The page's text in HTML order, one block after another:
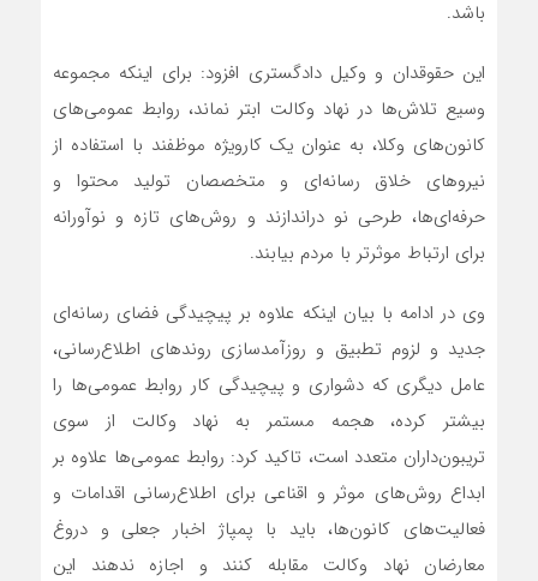
باشد.‍‍
این حقوقدان و وکیل دادگستری افزود: برای اینکه مجموعه
وسیع تلاش‌ها در نهاد وکالت ابتر نماند، روابط عمومی‌های
کانون‌های وکلا، به عنوان یک کارویژه موظفند با استفاده از
نیروهای خلاق رسانه‌ای و متخصصان تولید محتوا و
حرفه‌ای‌ها، طرحی نو دراندازند و روش‌های تازه‌ و نوآورانه
برای ارتباط موثرتر با مردم بیابند.
وی در ادامه با بیان اینکه علاوه بر پیچیدگی فضای رسانه‌ای
جدید و لزوم تطبیق و روزآمدسازی روندهای اطلاع‌رسانی،
عامل دیگری که دشواری و پیچیدگی کار روابط عمومی‌ها را
بیشتر کرده، هجمه مستمر به نهاد وکالت از سوی
تریبون‌داران متعدد است، تاکید کرد: روابط عمومی‌ها علاوه بر
ابداع روش‌های موثر و اقناعی برای اطلاع‌رسانی اقدامات و
فعالیت‌های کانون‌ها، باید با پمپاژ اخبار جعلی و دروغ
معارضان نهاد وکالت مقابله کنند و اجازه ندهند این